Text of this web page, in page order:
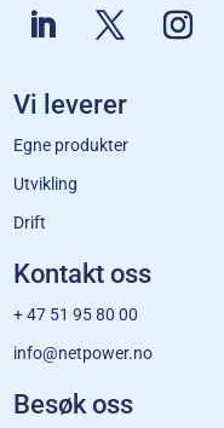
Vi leverer
Egne produkter
Utvikling
Drift
Kontakt oss
+ 47 51 95 80 00
info@netpower.no
Besøk oss